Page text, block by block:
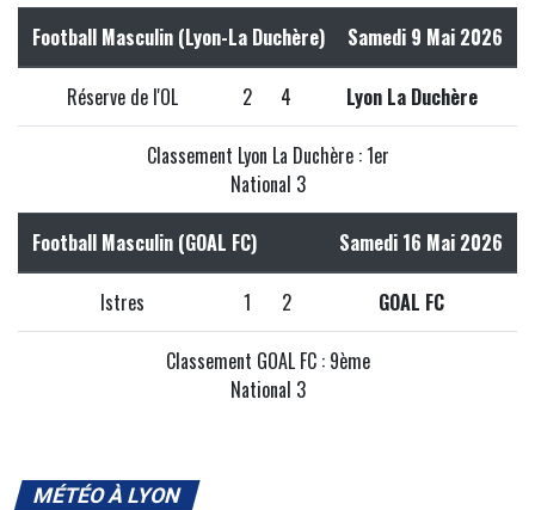
Football Masculin (Lyon-La Duchère) Samedi 9 Mai 2026
Réserve de l'OL 2 4 Lyon La Duchère
Classement Lyon La Duchère : 1er
National 3
Football Masculin (GOAL FC) Samedi 16 Mai 2026
Istres 1 2 GOAL FC
Classement GOAL FC : 9ème
National 3
MÉTÉO À LYON